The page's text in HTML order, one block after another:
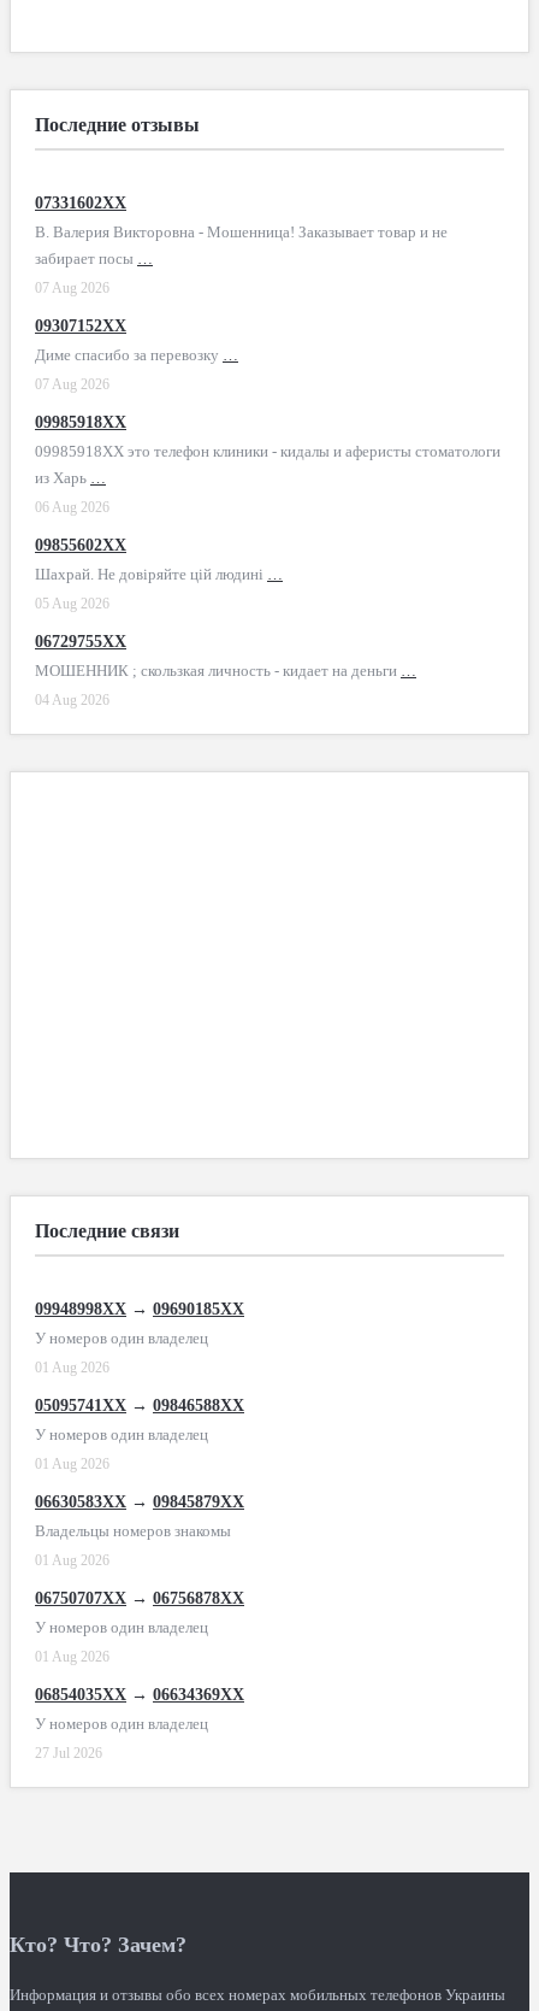
Последние отзывы
07331602XX
В. Валерия Викторовна - Мошенница! Заказывает товар и не
забирает посы …
07 Aug 2026
09307152XX
Диме спасибо за перевозку …
07 Aug 2026
09985918XX
09985918XX это телефон клиники - кидалы и аферисты стоматологи
из Харь …
06 Aug 2026
09855602XX
Шахрай. Не довіряйте цій людині …
05 Aug 2026
06729755XX
МОШЕННИК ; скользкая личность - кидает на деньги …
04 Aug 2026
Последние связи
09948998XX → 09690185XX
У номеров один владелец
01 Aug 2026
05095741XX → 09846588XX
У номеров один владелец
01 Aug 2026
06630583XX → 09845879XX
Владельцы номеров знакомы
01 Aug 2026
06750707XX → 06756878XX
У номеров один владелец
01 Aug 2026
06854035XX → 06634369XX
У номеров один владелец
27 Jul 2026
Кто? Что? Зачем?
Информация и отзывы обо всех номерах мобильных телефонов Украины